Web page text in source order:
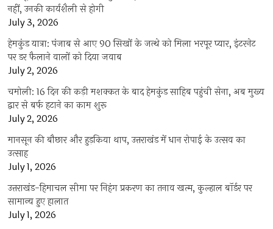
नहीं, उनकी कार्यशैली से होगी
July 3, 2026
हेमकुंड यात्रा: पंजाब से आए 90 सिखों के जत्थे को मिला भरपूर प्यार, इंटरनेट
पर डर फैलाने वालों को दिया जवाब
July 2, 2026
चमोली: 16 दिन की कड़ी मशक्कत के बाद हेमकुंड साहिब पहुंची सेना, अब मुख्य
द्वार से बर्फ हटाने का काम शुरू
July 2, 2026
मानसून की बौछार और हुड़किया थाप, उत्तराखंड में धान रोपाई के उत्सव का
उत्साह
July 1, 2026
उत्तराखंड-हिमाचल सीमा पर निहंग प्रकरण का तनाव खत्म, कुल्हाल बॉर्डर पर
सामान्य हुए हालात
July 1, 2026